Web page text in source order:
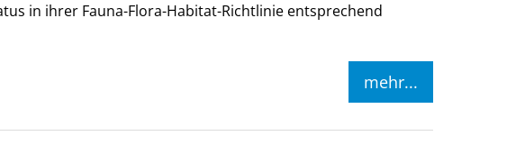
in ihrer Fauna-Flora-Habitat-Richtlinie entsprechend
mehr...